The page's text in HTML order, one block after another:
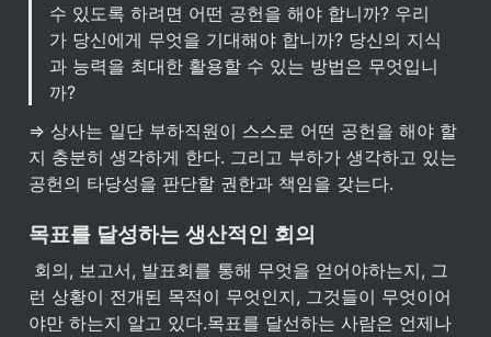
수 있도록 하려면 어떤 공헌을 해야 합니까? 우리
가 당신에게 무엇을 기대해야 합니까? 당신의 지식
과 능력을 최대한 활용할 수 있는 방법은 무엇입니
까?
⇒ 상사는 일단 부하직원이 스스로 어떤 공헌을 해야 할
지 충분히 생각하게 한다. 그리고 부하가 생각하고 있는
공헌의 타당성을 판단할 권한과 책임을 갖는다.
목표를 달성하는 생산적인 회의
런 상황이 전개된 목적이 무엇인지, 그것들이 무엇이어
야만 하는지 알고 있다.목표를 달선하는 사람은 언제나